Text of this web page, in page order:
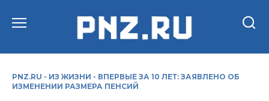
PNZ.RU - ИЗ ЖИЗНИ - ВПЕРВЫЕ ЗА 10 ЛЕТ: ЗАЯВЛЕНО ОБ
ИЗМЕНЕНИИ РАЗМЕРА ПЕНСИЙ